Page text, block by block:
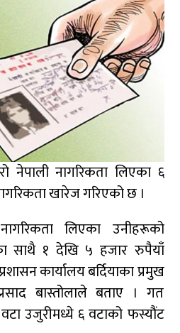
नेपाली नागरिकता लिएका ६
खारेज गरिएको छ ।
लिएका उनीहरूको
साथै १ देखि ५ हजार रुपैयाँ
कार्यालय बर्दियाका प्रमुख
बास्तोलाले बताए । गत
उजुरीमध्ये ६ वटाको फस्यौंट